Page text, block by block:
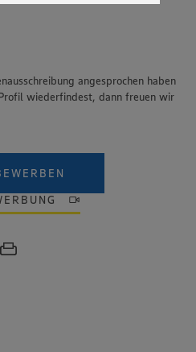
verarbeiten. Weitere
„YouTube” und „Vimeo”.
angesprochen haben
wiederfindest, dann freuen wir